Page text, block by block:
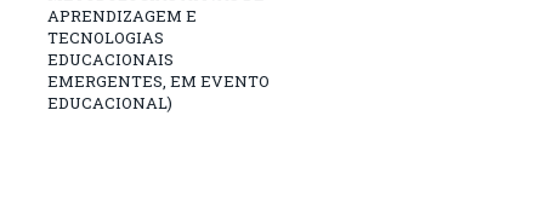
APRENDIZAGEM E
TECNOLOGIAS
EDUCACIONAIS
EMERGENTES, EM EVENTO
EDUCACIONAL)